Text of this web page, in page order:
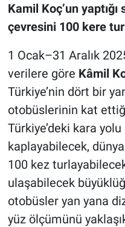
Kamil Koç’un
çevresini 100 kere
1 Ocak–31 Aralık
verilere göre Kâmil
Türkiye’nin dört bir
otobüslerinin kat
Türkiye’deki kara yolu
kaplayabilecek,
100 kez
ulaşabilecek
otobüsler yan yana
yüz ölçümünü